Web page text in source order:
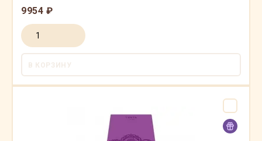
9954 ₽
В КОРЗИНУ